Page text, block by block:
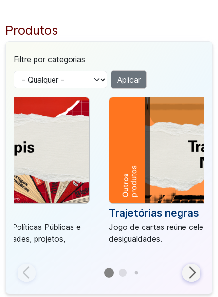
Produtos
Filtre por categorias
Políticas Públicas e
projetos,
Trajetórias negras
Jogo de cartas reúne
desigualdades.